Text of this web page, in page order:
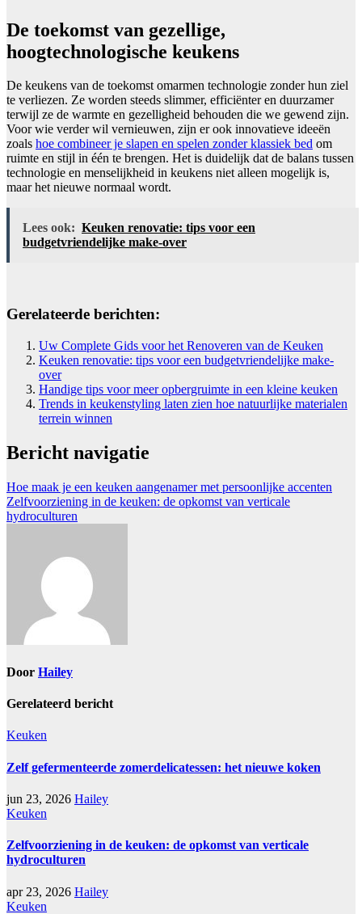
De toekomst van gezellige,
hoogtechnologische keukens
De keukens van de toekomst omarmen technologie zonder hun ziel
te verliezen. Ze worden steeds slimmer, efficiënter en duurzamer
terwijl ze de warmte en gezelligheid behouden die we gewend zijn.
Voor wie verder wil vernieuwen, zijn er ook innovatieve ideeën
zoals hoe combineer je slapen en spelen zonder klassiek bed om
ruimte en stijl in één te brengen. Het is duidelijk dat de balans tussen
technologie en menselijkheid in keukens niet alleen mogelijk is,
maar het nieuwe normaal wordt.
Lees ook: Keuken renovatie: tips voor een
budgetvriendelijke make-over
Gerelateerde berichten:
Uw Complete Gids voor het Renoveren van de Keuken
Keuken renovatie: tips voor een budgetvriendelijke make-
over
Handige tips voor meer opbergruimte in een kleine keuken
Trends in keukenstyling laten zien hoe natuurlijke materialen
terrein winnen
Bericht navigatie
Hoe maak je een keuken aangenamer met persoonlijke accenten
Zelfvoorziening in de keuken: de opkomst van verticale
hydroculturen
Door Hailey
Gerelateerd bericht
Keuken
Zelf gefermenteerde zomerdelicatessen: het nieuwe koken
jun 23, 2026 Hailey
Keuken
Zelfvoorziening in de keuken: de opkomst van verticale
hydroculturen
apr 23, 2026 Hailey
Keuken